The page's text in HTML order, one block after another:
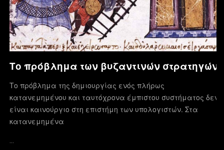
Το πρόβλημα των βυζαντινών στρατηγών
Το πρόβλημα της δημιουργίας ενός πλήρως
κατανεμημένου και ταυτόχρονα έμπιστου συστήματος δεν
είναι καινούργιο στη επιστήμη των υπολογιστών. Στα
κατανεμημένα